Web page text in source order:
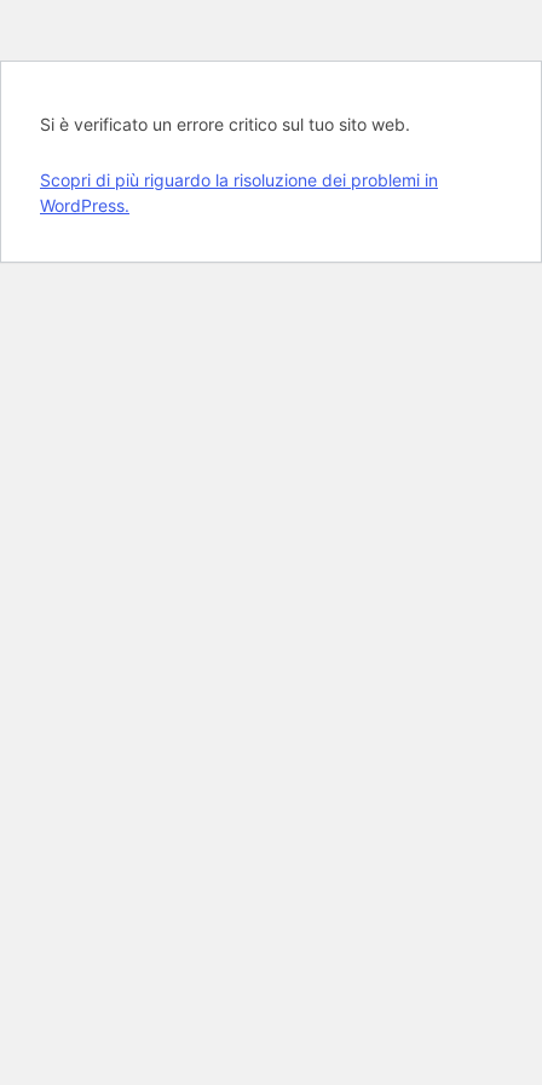
Si è verificato un errore critico sul tuo sito web.
Scopri di più riguardo la risoluzione dei problemi in
WordPress.